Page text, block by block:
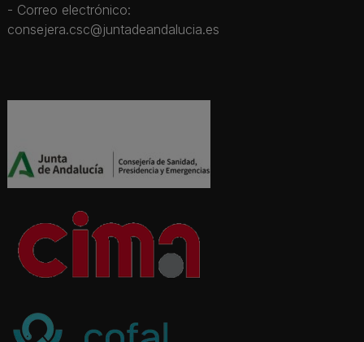
- Correo electrónico:
consejera.csc@juntadeandalucia.es